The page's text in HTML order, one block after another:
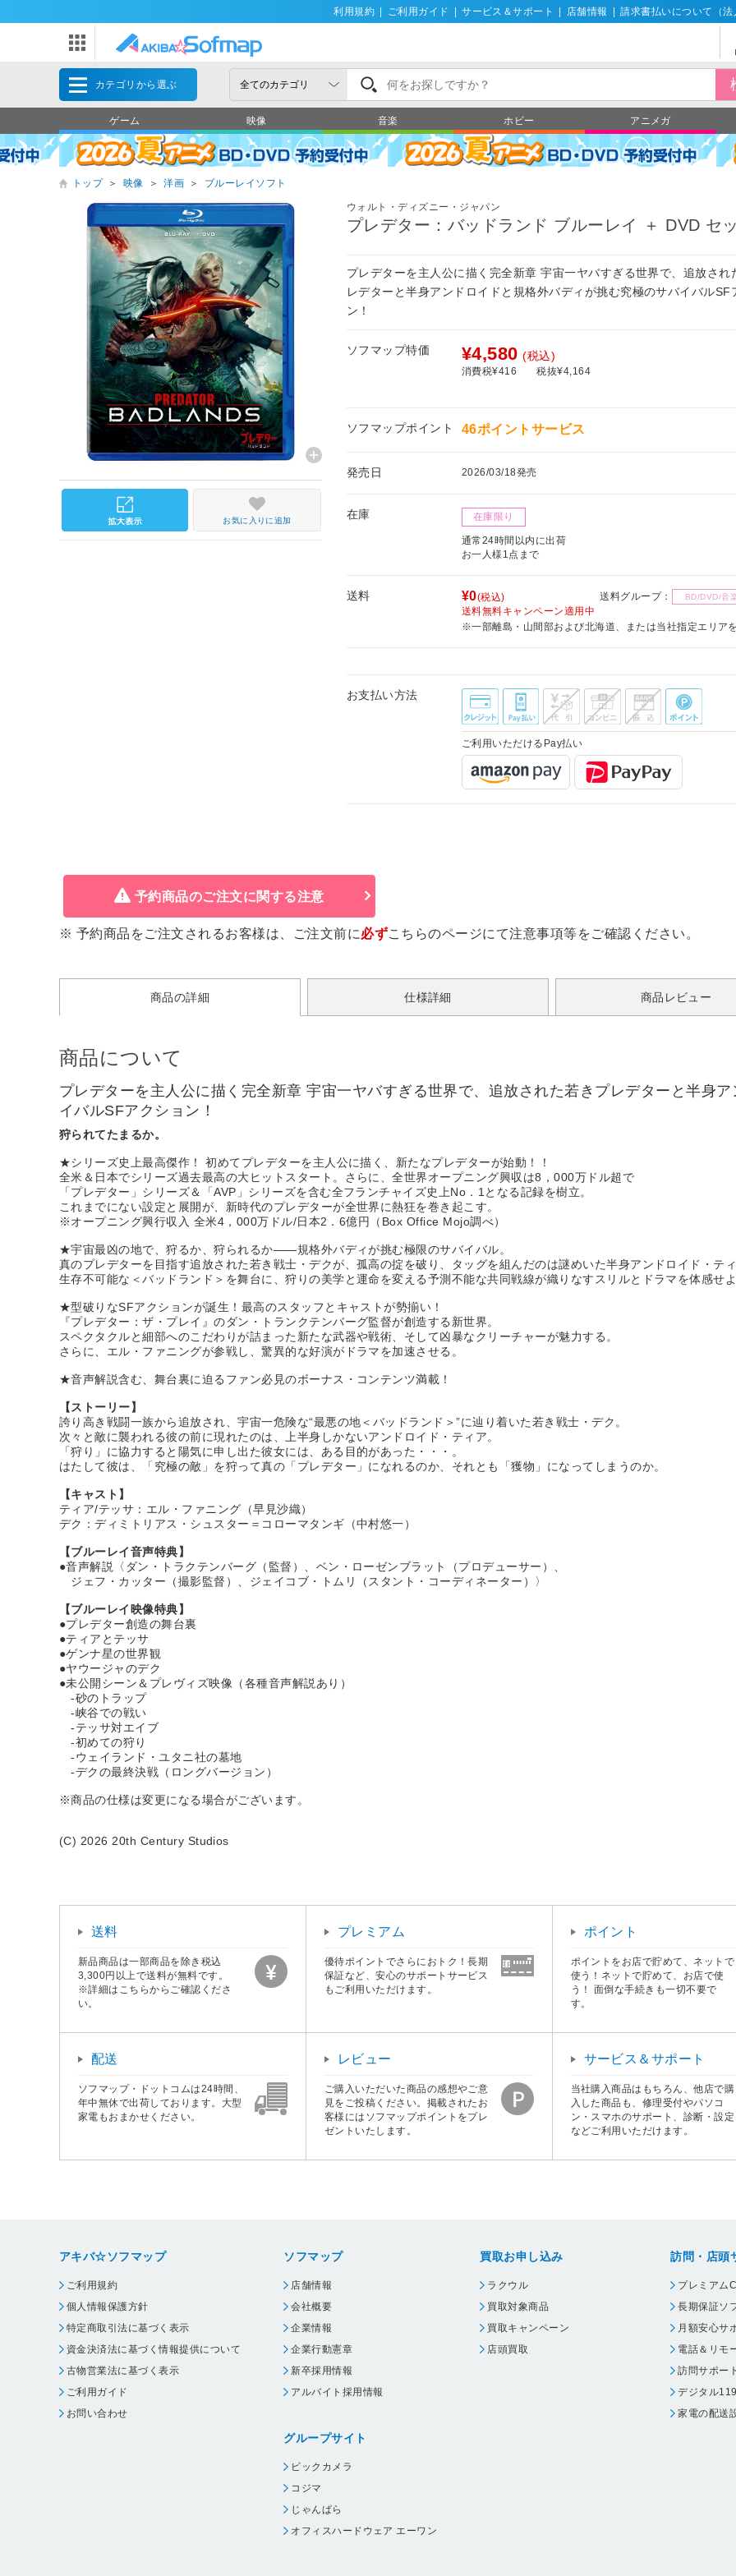
利用規約 ご利用ガイド サービス＆サポート 店舗情報 請求書払いについて（法
カテゴリから選ぶ
ゲーム 映像 音楽 ホビー アニメガ
トップ ＞ 映像 ＞ 洋画 ＞ ブルーレイソフト
ウォルト・ディズニー・ジャパン
プレデター：バッドランド ブルーレイ ＋ DVD セ
プレデターを主人公に描く完全新章 宇宙一ヤバすぎる世界で、追放され
レデターと半身アンドロイドと規格外バディが挑む究極のサバイバルSF
ン！
ソフマップ特価 ¥4,580 (税込)
消費税¥416 税抜¥4,164
ソフマップポイント 46ポイントサービス
発売日 2026/03/18発売
在庫 在庫限り
通常24時間以内に出荷
お一人様1点まで
送料 ¥0(税込) 送料グループ： BD/DVD/音
送料無料キャンペーン適用中
※一部離島・山間部および北海道、または当社指定エリア
お支払い方法
ご利用いただけるPay払い
お気に入りに追加
予約商品のご注文に関する注意
※ 予約商品をご注文されるお客様は、ご注文前に必ずこちらのページにて注意事項等をご確認ください。
商品の詳細 仕様詳細 商品レビュー
商品について
プレデターを主人公に描く完全新章 宇宙一ヤバすぎる世界で、追放された若きプレデターと半身
イバルSFアクション！
狩られてたまるか。
★シリーズ史上最高傑作！ 初めてプレデターを主人公に描く、新たなプレデターが始動！！
全米＆日本でシリーズ過去最高の大ヒットスタート。さらに、全世界オープニング興収は8，000万ドル超で
「プレデター」シリーズ＆「AVP」シリーズを含む全フランチャイズ史上No．1となる記録を樹立。
これまでにない設定と展開が、新時代のプレデターが全世界に熱狂を巻き起こす。
※オープニング興行収入 全米4，000万ドル/日本2．6億円（Box Office Mojo調べ）
★宇宙最凶の地で、狩るか、狩られるか――規格外バディが挑む極限のサバイバル。
真のプレデターを目指す追放された若き戦士・デクが、孤高の掟を破り、タッグを組んだのは謎めいた半身アンドロイド・ティ
生存不可能な＜バッドランド＞を舞台に、狩りの美学と運命を変える予測不能な共同戦線が織りなすスリルとドラマを体感せよ
★型破りなSFアクションが誕生！最高のスタッフとキャストが勢揃い！
『プレデター：ザ・プレイ』のダン・トランクテンバーグ監督が創造する新世界。
スペクタクルと細部へのこだわりが詰まった新たな武器や戦術、そして凶暴なクリーチャーが魅力する。
さらに、エル・ファニングが参戦し、驚異的な好演がドラマを加速させる。
★音声解説含む、舞台裏に迫るファン必見のボーナス・コンテンツ満載！
【ストーリー】
誇り高き戦闘一族から追放され、宇宙一危険な“最悪の地＜バッドランド＞”に辿り着いた若き戦士・デク。
次々と敵に襲われる彼の前に現れたのは、上半身しかないアンドロイド・ティア。
「狩り」に協力すると陽気に申し出た彼女には、ある目的があった・・・。
はたして彼は、「究極の敵」を狩って真の「プレデター」になれるのか、それとも「獲物」になってしまうのか。
【キャスト】
ティア/テッサ：エル・ファニング（早見沙織）
デク：ディミトリアス・シュスター＝コローマタンギ（中村悠一）
【ブルーレイ音声特典】
●音声解説〈ダン・トラクテンバーグ（監督）、ベン・ローゼンブラット（プロデューサー）、
ジェフ・カッター（撮影監督）、ジェイコブ・トムリ（スタント・コーディネーター）〉
【ブルーレイ映像特典】
●プレデター創造の舞台裏
●ティアとテッサ
●ゲンナ星の世界観
●ヤウージャのデク
●未公開シーン＆プレヴィズ映像（各種音声解説あり）
-砂のトラップ
-峡谷での戦い
-テッサ対エイブ
-初めての狩り
-ウェイランド・ユタニ社の墓地
-デクの最終決戦（ロングバージョン）
※商品の仕様は変更になる場合がございます。
(C) 2026 20th Century Studios
送料
新品商品は一部商品を除き税込
3,300円以上で送料が無料です。
※詳細はこちらからご確認くださ
い。
プレミアム
優待ポイントでさらにおトク！長期
保証など、安心のサポートサービス
もご利用いただけます。
ポイント
ポイントをお店で貯めて、ネットで
使う！ネットで貯めて、お店で使
う！ 面倒な手続きも一切不要で
す。
配送
ソフマップ・ドットコムは24時間、
年中無休で出荷しております。大型
家電もおまかせください。
レビュー
ご購入いただいた商品の感想やご意
見をご投稿ください。掲載されたお
客様にはソフマップポイントをプレ
ゼントいたします。
サービス＆サポート
当社購入商品はもちろん、他店で購
入した商品も、修理受付やパソコ
ン・スマホのサポート、診断・設定
などご利用いただけます。
アキバ☆ソフマップ
ご利用規約
個人情報保護方針
特定商取引法に基づく表示
資金決済法に基づく情報提供について
古物営業法に基づく表示
ご利用ガイド
お問い合わせ
ソフマップ
店舗情報
会社概要
企業情報
企業行動憲章
新卒採用情報
アルバイト採用情報
グループサイト
ビックカメラ
コジマ
じゃんぱら
オフィスハードウェア エーワン
買取お申し込み
ラクウル
買取対象商品
買取キャンペーン
店頭買取
訪問・店頭
プレミアム
長期保証ソ
月額安心サ
電話＆リモ
訪問サポート
デジタル119
家電の配送